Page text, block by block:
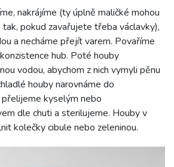
nakrájíme (ty úplně maličké mohou
pokud zavařujete třeba václavky),
a necháme přejít varem. Povaříme
hub. Poté houby
vodou, abychom z nich vymyli pěnu
houby narovnáme do
přelijeme kyselým nebo
dle chuti a sterilujeme. Houby v
kolečky cibule nebo zeleninou.